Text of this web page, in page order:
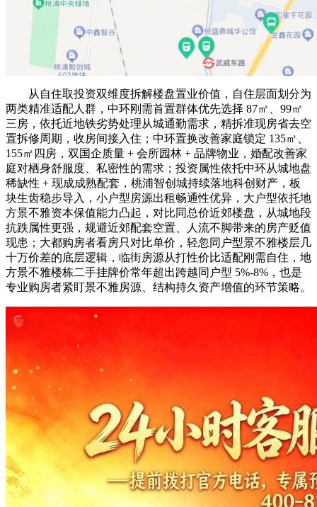
从自住取投资双维度拆解楼盘置业价值，自住层面划分为
两类精准适配人群，中环刚需首置群体优先选择 87㎡、99㎡
三房，依托近地铁劣势处理从城通勤需求，精拆准现房省去空
置拆修周期，收房间接入住；中环置换改善家庭锁定 135㎡、
155㎡四房，双国企质量 + 会所园林 + 品牌物业，婚配改善家
庭对栖身舒服度、私密性的需求；投资属性依托中环从城地盘
稀缺性 + 现成成熟配套，桃浦智创城持续落地科创财产，板
块生齿稳步导入，小户型房源出租畅通性优异，大户型依托地
方景不雅资本保值能力凸起，对比同总价近郊楼盘，从城地段
抗跌属性更强，规避近郊配套空置、人流不脚带来的房产贬值
现患；大都购房者看房只对比单价，轻忽同户型景不雅楼层几
十万价差的底层逻辑，临街房源从打性价比适配刚需自住，地
方景不雅楼栋二手挂牌价常年超出跨越同户型 5%-8%，也是
专业购房者紧盯景不雅房源、结构持久资产增值的环节策略。